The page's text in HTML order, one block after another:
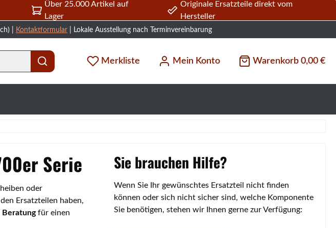
Über 25.000 Artikel auf
Lager
Originale Ersatzteile direkt vom
Hersteller
| Kontaktformular | Lokale Ausstellung nach Terminvereinbarung
Merkliste Mein Konto Warenkorb 0,00 €
Serie
oder
Ersatzteilen haben,
für einen
Sie brauchen Hilfe?
Wenn Sie Ihr gewünschtes Ersatzteil nicht finden
können oder sich nicht sicher sind, welche Komponente
Sie benötigen, stehen wir Ihnen gerne zur Verfügung: